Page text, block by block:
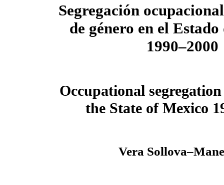
Segregación
de género en el
1990–2000
Occupational
the State of Mexico
Vera